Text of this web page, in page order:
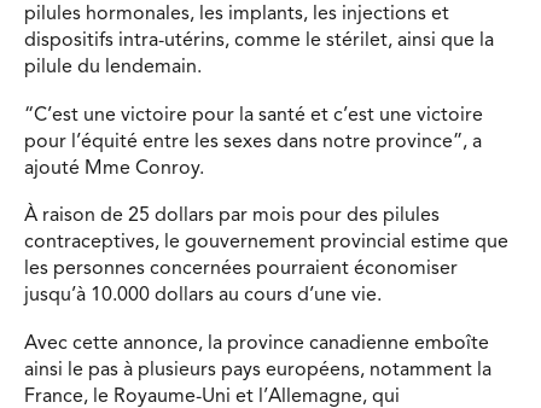
pilules hormonales, les implants, les injections et
dispositifs intra-utérins, comme le stérilet, ainsi que la
pilule du lendemain.
“C’est une victoire pour la santé et c’est une victoire
pour l’équité entre les sexes dans notre province”, a
ajouté Mme Conroy.
À raison de 25 dollars par mois pour des pilules
contraceptives, le gouvernement provincial estime que
les personnes concernées pourraient économiser
jusqu’à 10.000 dollars au cours d’une vie.
Avec cette annonce, la province canadienne emboîte
ainsi le pas à plusieurs pays européens, notamment la
France, le Royaume-Uni et l’Allemagne, qui